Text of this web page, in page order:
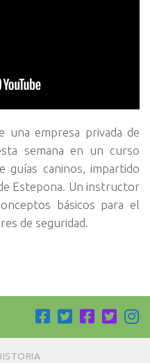
una empresa privada de
semana en un curso
guías caninos, impartido
Estepona. Un instructor
básicos para el
de seguridad.